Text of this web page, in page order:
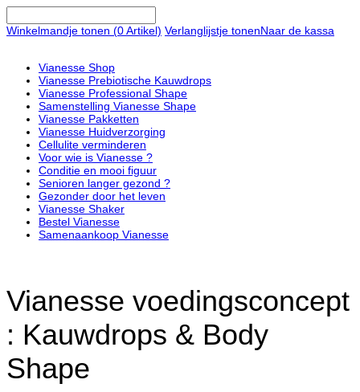
Winkelmandje tonen (0Artikel) Verlanglijstje tonenNaar de kassa
Vianesse Shop
Vianesse Prebiotische Kauwdrops
Vianesse Professional Shape
Samenstelling Vianesse Shape
Vianesse Pakketten
Vianesse Huidverzorging
Cellulite verminderen
Voor wie is Vianesse ?
Conditie en mooi figuur
Senioren langer gezond ?
Gezonder door het leven
Vianesse Shaker
Bestel Vianesse
Samenaankoop Vianesse
Vianesse voedingsconcept
: Kauwdrops & Body
Shape